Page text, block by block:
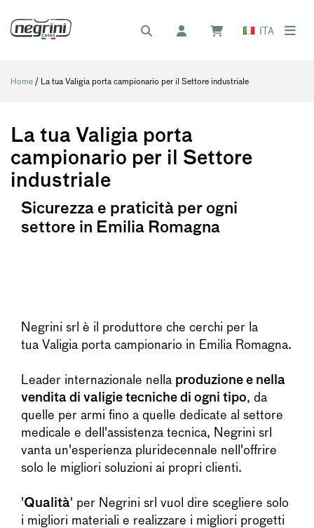
ITA
Home / La tua Valigia porta campionario per il Settore industriale
La tua Valigia porta
campionario per il Settore
industriale
Sicurezza e praticità per ogni
settore in Emilia Romagna
Negrini srl è il produttore che cerchi per la
tua Valigia porta campionario in Emilia Romagna.
Leader internazionale nella produzione e nella
vendita di valigie tecniche di ogni tipo, da
quelle per armi fino a quelle dedicate al settore
medicale e dell'assistenza tecnica, Negrini srl
vanta un'esperienza pluridecennale nell'offrire
solo le migliori soluzioni ai propri clienti.
'Qualità' per Negrini srl vuol dire scegliere solo
i migliori materiali e realizzare i migliori progetti